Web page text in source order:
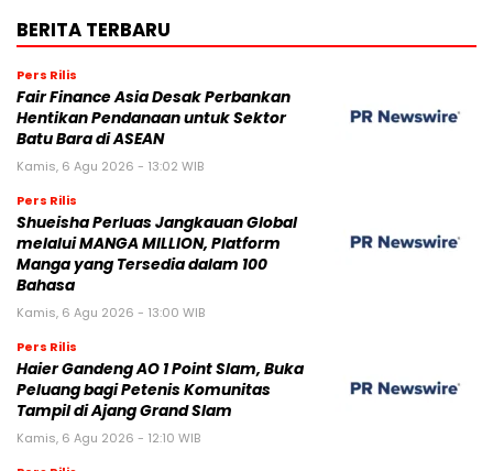
BERITA TERBARU
Pers Rilis
Fair Finance Asia Desak Perbankan
Hentikan Pendanaan untuk Sektor
Batu Bara di ASEAN
Kamis, 6 Agu 2026 - 13:02 WIB
Pers Rilis
Shueisha Perluas Jangkauan Global
melalui MANGA MILLION, Platform
Manga yang Tersedia dalam 100
Bahasa
Kamis, 6 Agu 2026 - 13:00 WIB
Pers Rilis
Haier Gandeng AO 1 Point Slam, Buka
Peluang bagi Petenis Komunitas
Tampil di Ajang Grand Slam
Kamis, 6 Agu 2026 - 12:10 WIB